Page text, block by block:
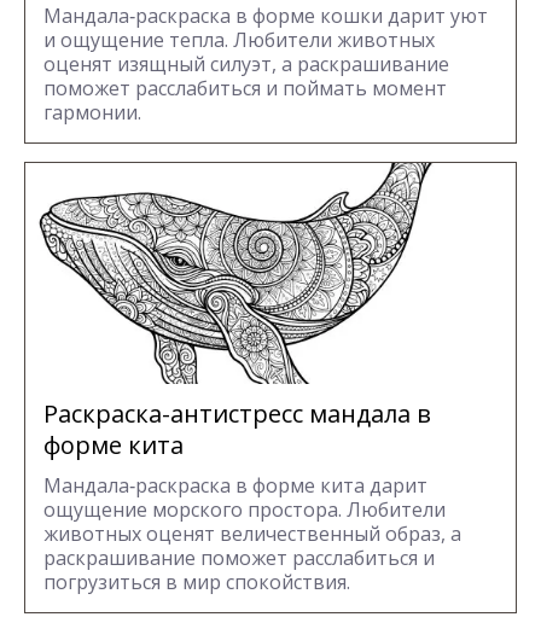
Мандала‑раскраска в форме кошки дарит уют
и ощущение тепла. Любители животных
оценят изящный силуэт, а раскрашивание
поможет расслабиться и поймать момент
гармонии.
Раскраска-антистресс мандала в
форме кита
Мандала‑раскраска в форме кита дарит
ощущение морского простора. Любители
животных оценят величественный образ, а
раскрашивание поможет расслабиться и
погрузиться в мир спокойствия.